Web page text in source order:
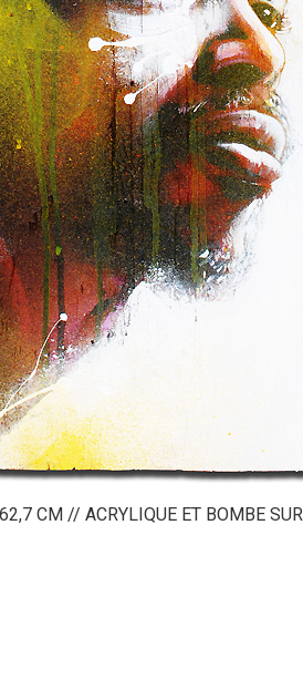
CM // ACRYLIQUE ET BOMBE